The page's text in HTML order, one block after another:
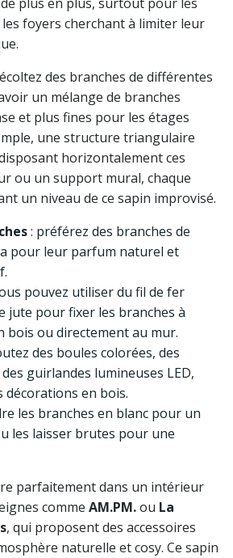
foyers cherchant à limiter leur
des branches de différentes
un mélange de branches
et plus fines pour les étages
une structure triangulaire
horizontalement ces
ou un support mural, chaque
un niveau de ce sapin improvisé.
: préférez des branches de
pour leur parfum naturel et
pouvez utiliser du fil de fer
jute pour fixer les branches à
bois ou directement au mur.
des boules colorées, des
guirlandes lumineuses LED,
décorations en bois.
les branches en blanc pour un
les laisser brutes pour une
parfaitement dans un intérieur
comme AM.PM.ou La
, qui proposent des accessoires
naturelle et cosy. Ce sapin